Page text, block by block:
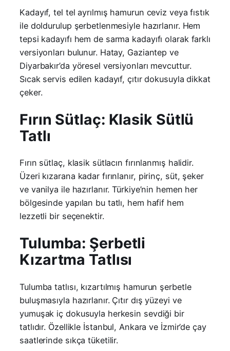
Kadayıf, tel tel ayrılmış hamurun ceviz veya fıstık
ile doldurulup şerbetlenmesiyle hazırlanır. Hem
tepsi kadayıfı hem de sarma kadayıfı olarak farklı
versiyonları bulunur. Hatay, Gaziantep ve
Diyarbakır’da yöresel versiyonları mevcuttur.
Sıcak servis edilen kadayıf, çıtır dokusuyla dikkat
çeker.
Fırın Sütlaç: Klasik Sütlü
Tatlı
Fırın sütlaç, klasik sütlacın fırınlanmış halidir.
Üzeri kızarana kadar fırınlanır, pirinç, süt, şeker
ve vanilya ile hazırlanır. Türkiye’nin hemen her
bölgesinde yapılan bu tatlı, hem hafif hem
lezzetli bir seçenektir.
Tulumba: Şerbetli
Kızartma Tatlısı
Tulumba tatlısı, kızartılmış hamurun şerbetle
buluşmasıyla hazırlanır. Çıtır dış yüzeyi ve
yumuşak iç dokusuyla herkesin sevdiği bir
tatlıdır. Özellikle İstanbul, Ankara ve İzmir’de çay
saatlerinde sıkça tüketilir.